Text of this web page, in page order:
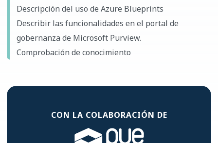
Descripción del uso de Azure Blueprints
Describir las funcionalidades en el portal de
gobernanza de Microsoft Purview.
Comprobación de conocimiento
CON LA COLABORACIÓN DE